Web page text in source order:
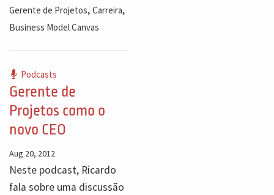
Gerente de Projetos, Carreira,
Business Model Canvas
Podcasts
Gerente de
Projetos como o
novo CEO
Aug 20, 2012
Neste podcast, Ricardo
fala sobre uma discussão